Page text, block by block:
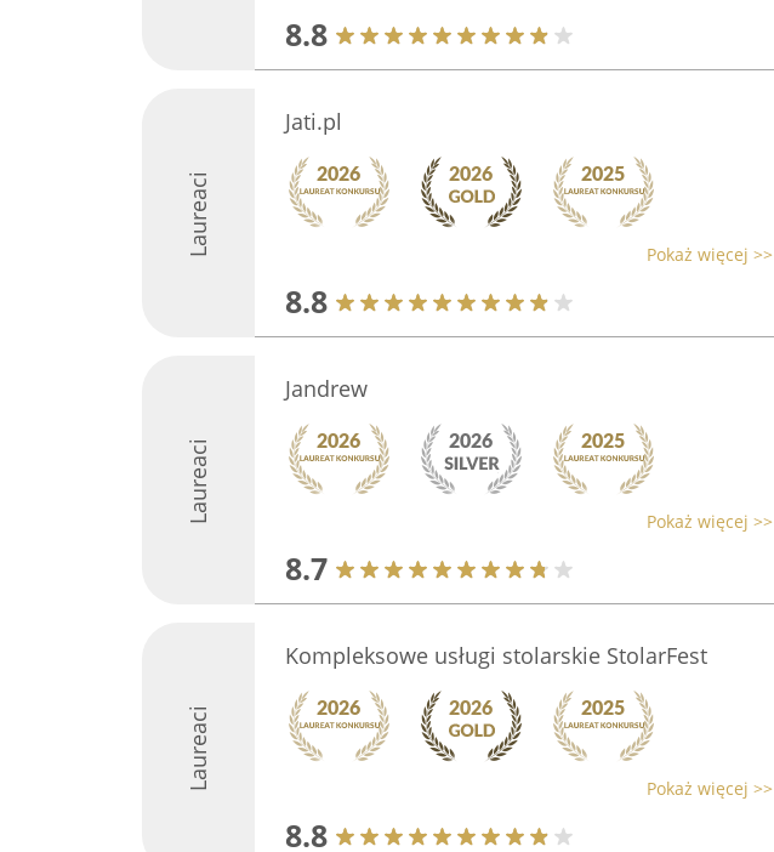
8.8
Laureaci
Jati.pl
Pokaż więcej >>
8.8
Laureaci
Jandrew
Pokaż więcej >>
8.7
Laureaci
Kompleksowe usługi stolarskie StolarFest
Pokaż więcej >>
8.8